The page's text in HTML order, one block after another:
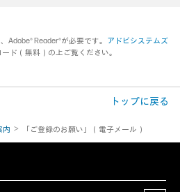
Reader®が必要です。 アドビシステムズ
ド（無料）の上ご覧ください。
トップに戻る
内 「ご登録のお願い」（電子メール）